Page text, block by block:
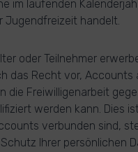
im laufenden
Jugendfreizeit handelt.
oder Teilnehmer
das Recht vor, Accounts
die Freiwilligenarbeit
werden kann. Dies
verbunden sind,
Ihrer persönlichen